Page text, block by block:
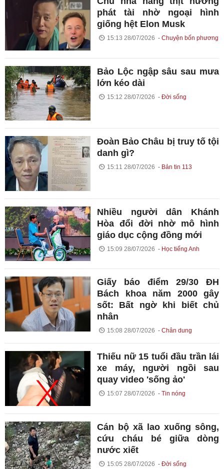
phát tài nhờ ngoại hình
giống hệt Elon Musk
15:13 28/07/2026 Chuyện bốn phương
Bảo Lộc ngập sâu sau mưa
lớn kéo dài
15:12 28/07/2026 Đời sống
Đoàn Bảo Châu bị truy tố tội
danh gì?
15:11 28/07/2026 Bản tin 113
Nhiều người dân Khánh
Hòa đổi đời nhờ mô hình
giáo dục cộng đồng mới
15:09 28/07/2026 Học tiếng Anh
Giấy báo điểm 29/30 ĐH
Bách khoa năm 2000 gây
sốt: Bất ngờ khi biết chủ
nhân
15:08 28/07/2026 Chân dung
Thiếu nữ 15 tuổi đầu trần lái
xe máy, người ngồi sau
quay video 'sống ảo'
15:07 28/07/2026 Tin nóng
Cán bộ xã lao xuống sông,
cứu cháu bé giữa dòng
nước xiết
15:05 28/07/2026 Đời sống